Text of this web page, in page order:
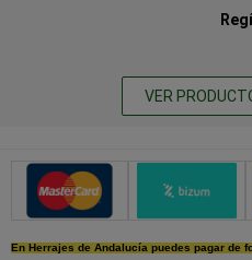
VER
Métodos de
En Herrajes de Andalucía puedes pagar de